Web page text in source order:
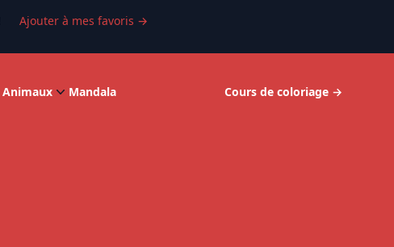
Ajouter à mes favoris →
Animaux Mandala Cours de coloriage →